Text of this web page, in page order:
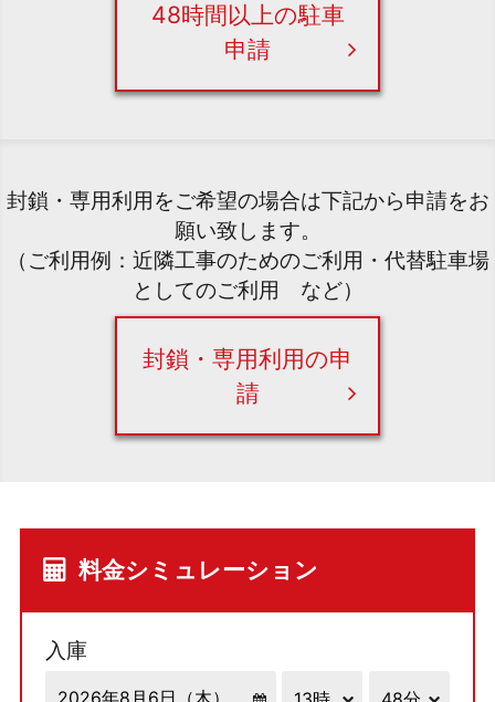
48時間以上の駐車
申請
封鎖・専用利用をご希望の場合は下記から申請をお
願い致します。
（ご利用例：近隣工事のためのご利用・代替駐車場
としてのご利用 など）
封鎖・専用利用の申
請
料金シミュレーション
入庫